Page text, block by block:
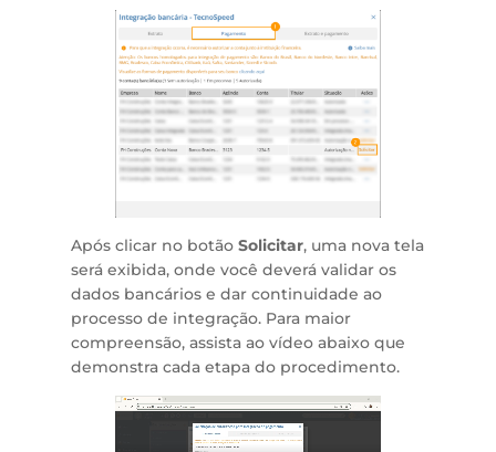
Após clicar no botão Solicitar, uma nova tela
será exibida, onde você deverá validar os
dados bancários e dar continuidade ao
processo de integração. Para maior
compreensão, assista ao vídeo abaixo que
demonstra cada etapa do procedimento.